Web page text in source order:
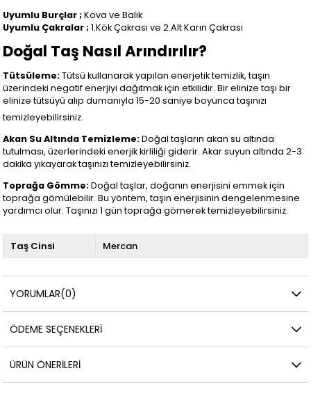
Uyumlu Burçlar ;Kova ve Balık
Uyumlu Çakralar ;1.Kök Çakrası ve 2.Alt Karın Çakrası
Doğal Taş Nasıl Arındırılır?
Tütsüleme:Tütsü kullanarak yapılan enerjetik temizlik, taşın
üzerindeki negatif enerjiyi dağıtmak için etkilidir. Bir elinize taşı bir
elinize tütsüyü alıp dumanıyla 15-20 saniye boyunca taşınızı
temizleyebilirsiniz.
Akan Su Altında Temizleme:Doğal taşların akan su altında
tutulması, üzerlerindeki enerjik kirliliği giderir. Akar suyun altında 2-3
dakika yıkayarak taşınızı temizleyebilirsiniz.
Toprağa Gömme:Doğal taşlar, doğanın enerjisini emmek için
toprağa gömülebilir. Bu yöntem, taşın enerjisinin dengelenmesine
yardımcı olur. Taşınızı 1 gün toprağa gömerek temizleyebilirsiniz.
Taş Cinsi Mercan
YORUMLAR(0)
ÖDEME SEÇENEKLERI
ÜRÜN ÖNERILERI